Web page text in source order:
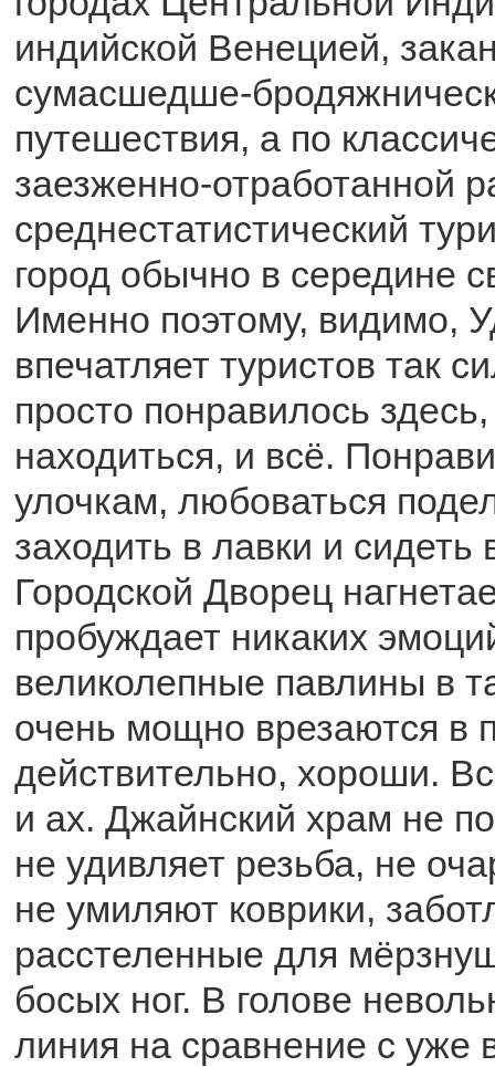
индийской Венецией,
сумасшедше-
путешествия, а по
заезженно-отработанной
среднестатистический
город обычно в середине
Именно поэтому, видимо,
впечатляет туристов так
просто понравилось
находиться, и всё.
улочкам, любоваться
заходить в лавки и
Городской Дворец
пробуждает никаких
великолепные павлины в
очень мощно врезаются в
действительно, хороши.
и ах. Джайнский храм не
не удивляет резьба, не
не умиляют коврики,
расстеленные для
босых ног. В голове
линия на сравнение с уже